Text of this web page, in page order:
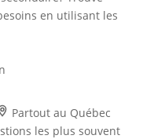
en utilisant les
Partout au Québec
les plus souvent